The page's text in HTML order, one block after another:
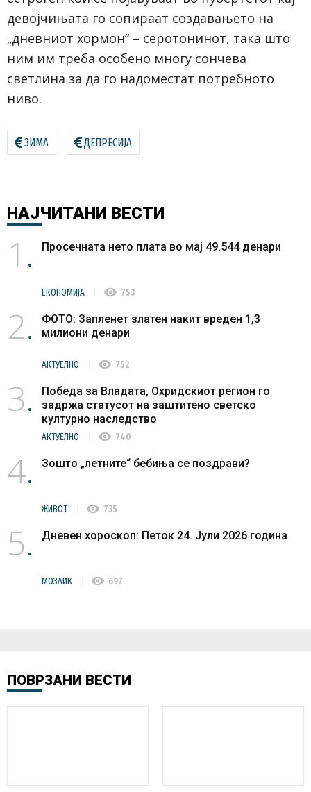
девојчињата го сопираат создавањето на
„дневниот хормон“ – серотонинот, така што
ним им треба особено многу сончева
светлина за да го надоместат потребното
ниво.
ЗИМА ДЕПРЕСИЈА
НАЈЧИТАНИ ВЕСТИ
1 Просечната нето плата во мај 49.544 денари
ЕКОНОМИЈА visibility 753
2
ФОТО: Запленет златен накит вреден 1,3
милиони денари
АКТУЕЛНО visibility 752
3
Победа за Владата, Охридскиот регион го
задржа статусот на заштитено светско
културно наследство
АКТУЕЛНО visibility 740
4 Зошто „летните“ бебиња се поздрави?
ЖИВОТ visibility 735
5 Дневен хороскоп: Петок 24. Јули 2026 година
МОЗАИК visibility 697
ПОВРЗАНИ ВЕСТИ